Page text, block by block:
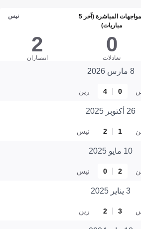
المواجهات المباشرة (آخر 5
مباريات)
نيس
0
تعادلات
2
انتصاران
8 مارس 2026
0
4 رين
26 أكتوبر 2025
1
2 نيس
10 مايو 2025
2
0 نيس
3 يناير 2025
3
2 رين